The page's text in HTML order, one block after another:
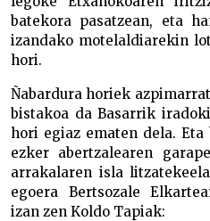
batekora pasatzean, eta
izandako motelaldiarekin
hori.
Ñabardura horiek
bistakoa da Basarrik
hori egiaz ematen dela.
ezker abertzalearen
arrakalaren isla
egoera Bertsozale
izan zen Koldo Tapiak: